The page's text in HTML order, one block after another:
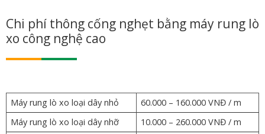
Chi phí thông cống nghẹt bằng máy rung lò
xo công nghệ cao
Máy rung lò xo loại dây nhỏ
60.000 – 160.000 VNĐ / m
Máy rung lò xo loại dây nhỡ
10.000 – 260.000 VNĐ / m